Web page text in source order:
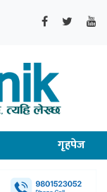
गृहपेज